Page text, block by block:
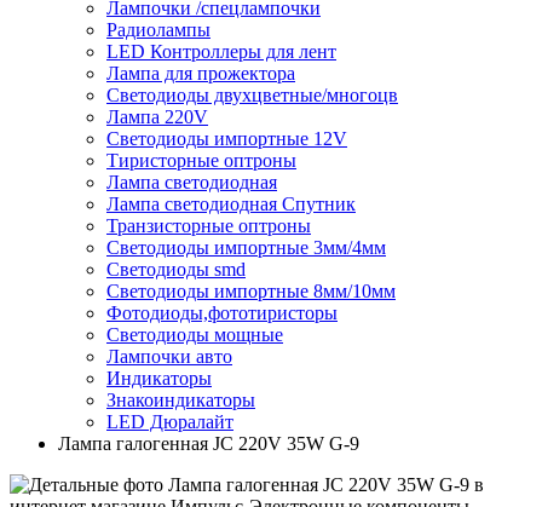
Лампочки /спецлампочки
Радиолампы
LED Контроллеры для лент
Лампа для прожектора
Светодиоды двухцветные/многоцв
Лампа 220V
Светодиоды импортные 12V
Тиристорные оптроны
Лампа светодиодная
Лампа светодиодная Спутник
Транзисторные оптроны
Светодиоды импортные 3мм/4мм
Светодиоды smd
Светодиоды импортные 8мм/10мм
Фотодиоды,фототиристоры
Светодиоды мощные
Лампочки авто
Индикаторы
Знакоиндикаторы
LED Дюралайт
Лампа галогенная JC 220V 35W G-9